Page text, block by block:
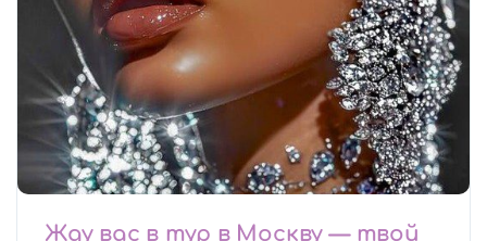
Жду вас в тур в Москву — твой